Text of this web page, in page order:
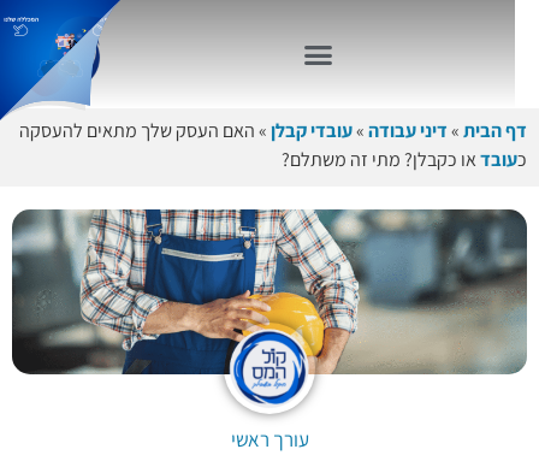
דף הבית»דיני עבודה»עובדי קבלן»האם העסק שלך מתאים להעסקה
עובדאו כקבלן? מתי זה משתלם?
עורך ראשי